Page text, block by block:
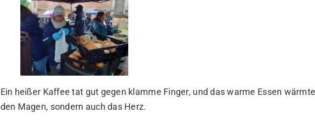
Ein heißer Kaffee tat gut gegen klamme Finger, und das warme Essen
den Magen, sondern auch das Herz.